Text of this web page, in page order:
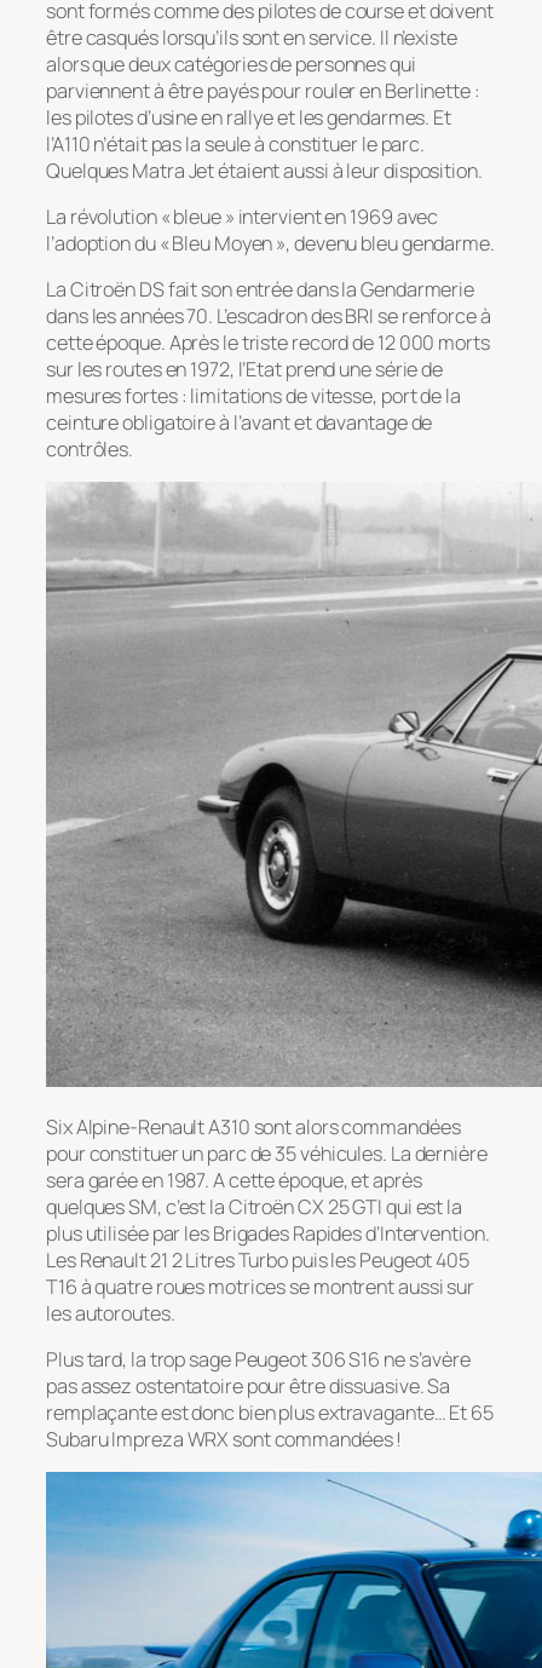
sont formés comme des pilotes de course et doivent
être casqués lorsqu’ils sont en service. Il n’existe
alors que deux catégories de personnes qui
parviennent à être payés pour rouler en Berlinette :
les pilotes d’usine en rallye et les gendarmes. Et
l’A110 n’était pas la seule à constituer le parc.
Quelques Matra Jet étaient aussi à leur disposition.
La révolution « bleue » intervient en 1969 avec
l’adoption du « Bleu Moyen », devenu bleu gendarme.
La Citroën DS fait son entrée dans la Gendarmerie
dans les années 70. L’escadron des BRI se renforce à
cette époque. Après le triste record de 12 000 morts
sur les routes en 1972, l’Etat prend une série de
mesures fortes : limitations de vitesse, port de la
ceinture obligatoire à l’avant et davantage de
contrôles.
Six Alpine-Renault A310 sont alors commandées
pour constituer un parc de 35 véhicules. La dernière
sera garée en 1987. A cette époque, et après
quelques SM, c’est la Citroën CX 25 GTI qui est la
plus utilisée par les Brigades Rapides d’Intervention.
Les Renault 21 2 Litres Turbo puis les Peugeot 405
T16 à quatre roues motrices se montrent aussi sur
les autoroutes.
Plus tard, la trop sage Peugeot 306 S16 ne s’avère
pas assez ostentatoire pour être dissuasive. Sa
remplaçante est donc bien plus extravagante… Et 65
Subaru Impreza WRX sont commandées !